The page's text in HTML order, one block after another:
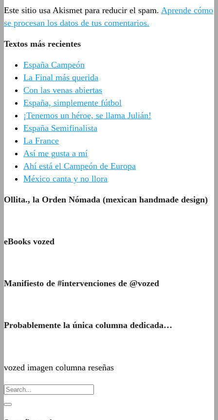
Este sitio usa Akismet para reducir el spam. Aprende cómo
se procesan los datos de tus comentarios.
Textos más recientes
España Campeón
La Final más querida
Con las venas abiertas
España, simplemente fútbol
¡Tenemos un héroe, se llama Julián!
España Semifinalista
La France
Así me gusta a mí
Ahí está el Campeón de Europa
México canta y no llora
Ollita., la Orden Nómada (mexican handmade design)
eBooks vozed
Manifiesto de #intervenciones de @vozed
Probablemente la única columna dedicada…
vozed imagen columna reseñas